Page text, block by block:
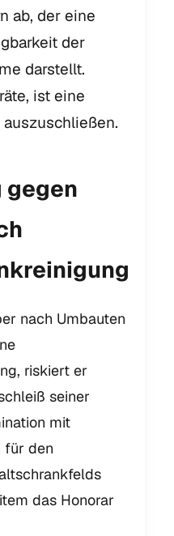
ab, der eine
der
darstellt.
ist eine
gegen
nach Umbauten
riskiert er
seiner
mit
für den
das Honorar